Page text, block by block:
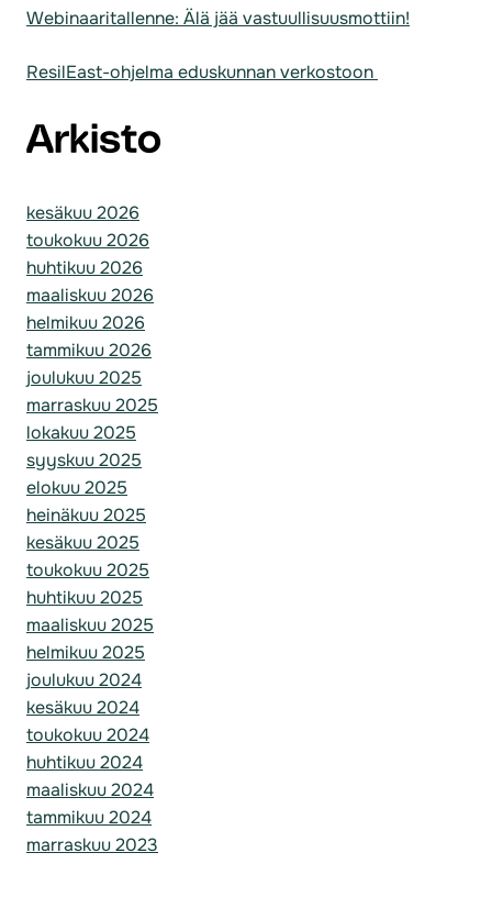
Webinaaritallenne: Älä jää vastuullisuusmottiin!
ResilEast-ohjelma eduskunnan verkostoon
Arkisto
kesäkuu 2026
toukokuu 2026
huhtikuu 2026
maaliskuu 2026
helmikuu 2026
tammikuu 2026
joulukuu 2025
marraskuu 2025
lokakuu 2025
syyskuu 2025
elokuu 2025
heinäkuu 2025
kesäkuu 2025
toukokuu 2025
huhtikuu 2025
maaliskuu 2025
helmikuu 2025
joulukuu 2024
kesäkuu 2024
toukokuu 2024
huhtikuu 2024
maaliskuu 2024
tammikuu 2024
marraskuu 2023